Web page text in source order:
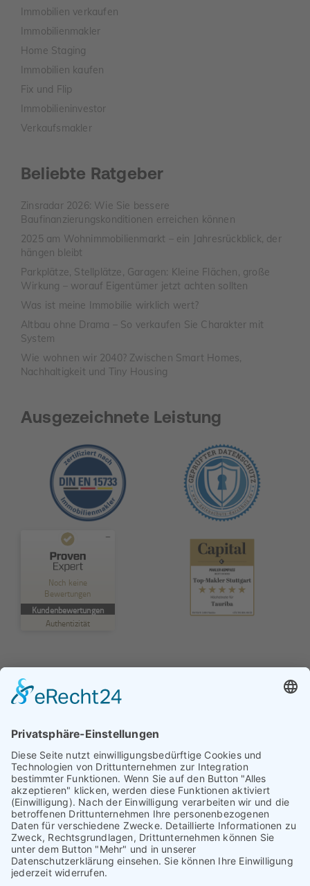
Immobilien verkaufen
Immobilienmakler
Home Staging
Immobilien kaufen
Fix und Flip
Immobilieninvestor
Verkaufsmakler
Beliebte Ratgeber
Zinsradar 2026: Wie Sie bessere
Baufinanzierungskonditionen erreichen können
2025 am Wohnimmobilienmarkt – ein Jahresrückblick, der
hängen bleibt
Parkplätze, Stellplätze, Garagen: Kleine Flächen, große
Wirkung – worauf Eigentümer jetzt achten sollten
Was ist meine Immobilie wirklich wert?
Altbau ohne Drama – So verkaufen Sie Charakter mit
System
Wie wohnen wir 2040? Zwischen Smart Homes,
Nachhaltigkeit und Tiny Housing
Ausgezeichnete Leistung
Noch keine
Bewertungen
Kundenbewertungen
Authentizität
Kundenbewertungen und Erfahrungen zu
MANGELHAFT
kontakt@tauriba.de
Haftungsauschluss: Alle auf diesen Seiten veröffentlichten
Informationen wurden nach bestem Wissen und
Gewissen erstellt. Alle Kundenmeinungen beruhen auf
echten Kundenaussagen. Niemand wurde in irgendeiner
Form für diese Videos oder schriftlichen Bewertungen